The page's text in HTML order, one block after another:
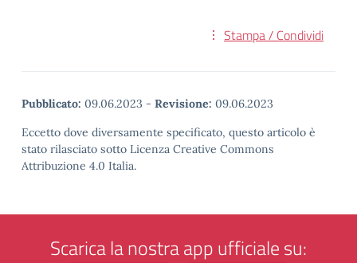
Stampa / Condividi
Pubblicato: 09.06.2023 - Revisione: 09.06.2023
Eccetto dove diversamente specificato, questo articolo è
stato rilasciato sotto Licenza Creative Commons
Attribuzione 4.0 Italia.
Scarica la nostra app ufficiale su: